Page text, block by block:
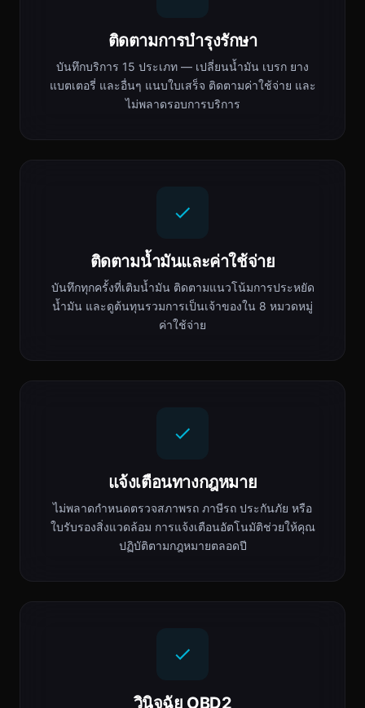
ติดตามการบำรุงรักษา
บันทึกบริการ 15 ประเภท — เปลี่ยนน้ำมัน เบรก ยาง
แบตเตอรี่ และอื่นๆ แนบใบเสร็จ ติดตามค่าใช้จ่าย และ
ไม่พลาดรอบการบริการ
ติดตามน้ำมันและค่าใช้จ่าย
บันทึกทุกครั้งที่เติมน้ำมัน ติดตามแนวโน้มการประหยัด
น้ำมัน และดูต้นทุนรวมการเป็นเจ้าของใน 8 หมวดหมู่
ค่าใช้จ่าย
แจ้งเตือนทางกฎหมาย
ไม่พลาดกำหนดตรวจสภาพรถ ภาษีรถ ประกันภัย หรือ
ใบรับรองสิ่งแวดล้อม การแจ้งเตือนอัตโนมัติช่วยให้คุณ
ปฏิบัติตามกฎหมายตลอดปี
วินิจฉัย OBD2